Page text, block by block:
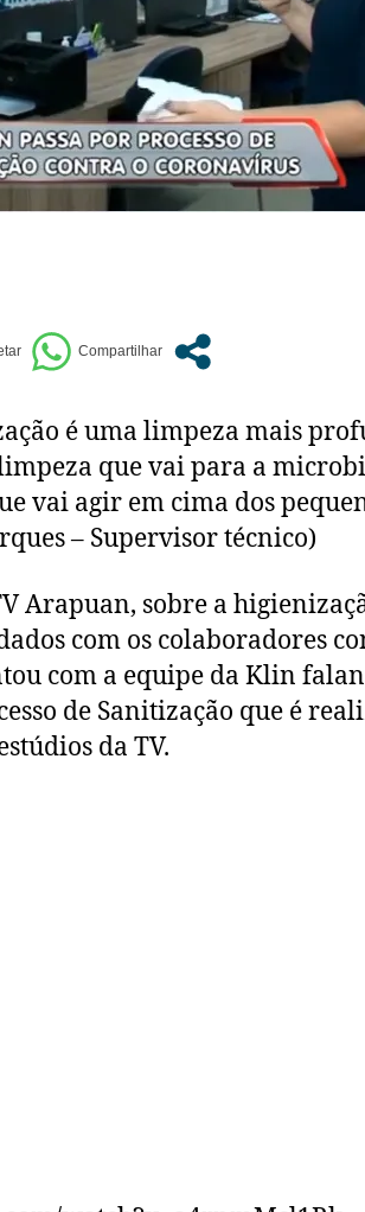
é uma limpeza mais
que vai para a
vai agir em cima dos
– Supervisor técnico)
Arapuan, sobre a
com os colaboradores
com a equipe da Klin
de Sanitização que é
da TV.